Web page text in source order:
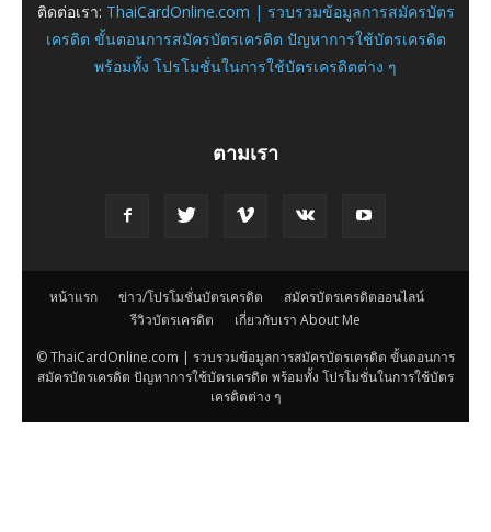
ติดต่อเรา: ThaiCardOnline.com | รวบรวมข้อมูลการสมัครบัตร
เครดิต ขั้นตอนการสมัครบัตรเครดิต ปัญหาการใช้บัตรเครดิต
พร้อมทั้ง โปรโมชั่นในการใช้บัตรเครดิตต่าง ๆ
ตามเรา
หน้าแรก ข่าว/โปรโมชั่นบัตรเครดิต
สมัครบัตรเครดิตออนไลน์
รีวิวบัตรเครดิต
เกี่ยวกับเรา About Me
© ThaiCardOnline.com | รวบรวมข้อมูลการสมัครบัตรเครดิต ขั้นตอนการ
สมัครบัตรเครดิต ปัญหาการใช้บัตรเครดิต พร้อมทั้ง โปรโมชั่นในการใช้บัตร
เครดิตต่าง ๆ